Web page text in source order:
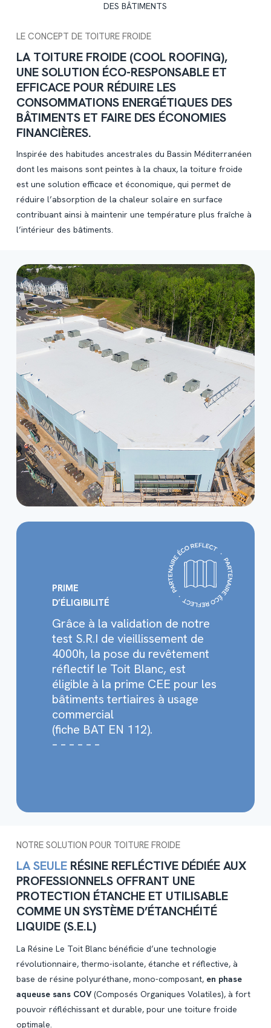
DES BÂTIMENTS
LE CONCEPT DE TOITURE FROIDE
LA TOITURE FROIDE (COOL ROOFING),
UNE SOLUTION ÉCO-RESPONSABLE ET
EFFICACE POUR RÉDUIRE LES
CONSOMMATIONS ENERGÉTIQUES DES
BÂTIMENTS ET FAIRE DES ÉCONOMIES
FINANCIÈRES.
Inspirée des habitudes ancestrales du Bassin Méditerranéen
dont les maisons sont peintes à la chaux, la toiture froide
est une solution efficace et économique, qui permet de
réduire l’absorption de la chaleur solaire en surface
contribuant ainsi à maintenir une température plus fraîche à
l’intérieur des bâtiments.
PRIME
D’ÉLIGIBILITÉ
Grâce à la validation de notre
test S.R.I de vieillissement de
4000h, la pose du revêtement
réflectif le Toit Blanc, est
éligible à la prime CEE pour les
bâtiments tertiaires à usage
commercial
(fiche BAT EN 112).
– – – – – –
NOTRE SOLUTION POUR TOITURE FROIDE
LA SEULE RÉSINE REFLÉCTIVE DÉDIÉE AUX
PROFESSIONNELS OFFRANT UNE
PROTECTION ÉTANCHE ET UTILISABLE
COMME UN SYSTÈME D’ÉTANCHÉITÉ
LIQUIDE (S.E.L)
La Résine Le Toit Blanc bénéficie d’une technologie
révolutionnaire, thermo-isolante, étanche et réflective, à
base de résine polyuréthane, mono-composant, en phase
aqueuse sans COV (Composés Organiques Volatiles), à fort
pouvoir réfléchissant et durable, pour une toiture froide
optimale.